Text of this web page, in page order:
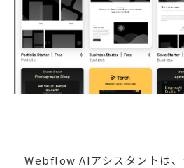
Webflow AIアシスタントは、